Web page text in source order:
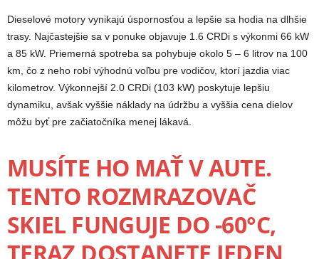
Dieselové motory vynikajú úspornosťou a lepšie sa hodia na dlhšie
trasy. Najčastejšie sa v ponuke objavuje 1.6 CRDi s výkonmi 66 kW
a 85 kW. Priemerná spotreba sa pohybuje okolo 5 – 6 litrov na 100
km, čo z neho robí výhodnú voľbu pre vodičov, ktorí jazdia viac
kilometrov. Výkonnejší 2.0 CRDi (103 kW) poskytuje lepšiu
dynamiku, avšak vyššie náklady na údržbu a vyššia cena dielov
môžu byť pre začiatočníka menej lákavá.
MUSÍTE HO MAŤ V AUTE.
TENTO ROZMRAZOVAČ
SKIEL FUNGUJE DO -60°C,